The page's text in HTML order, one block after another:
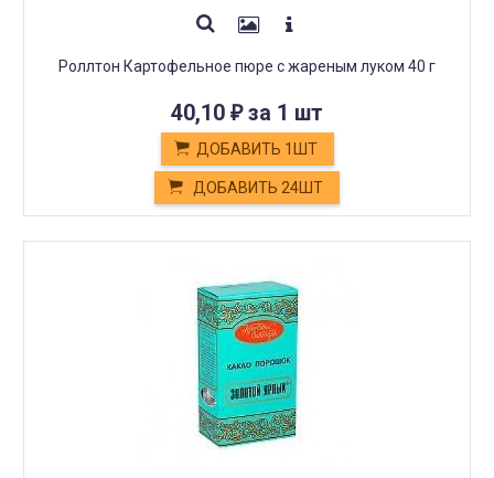
Роллтон Картофельное пюре с жареным луком 40 г
40,10 ₽за 1 шт
ДОБАВИТЬ 1ШТ
ДОБАВИТЬ 24ШТ